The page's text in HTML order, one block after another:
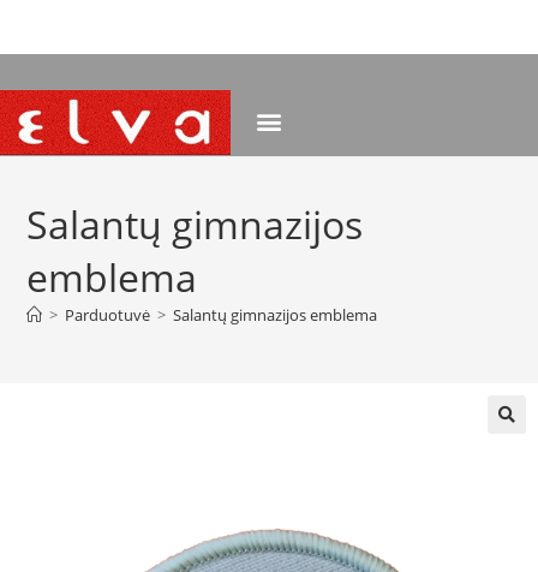
Salantų gimnazijos
emblema
> Parduotuvė > Salantų gimnazijos emblema